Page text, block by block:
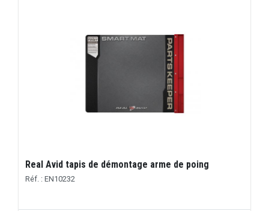
Real Avid tapis de démontage arme de poing
Réf. : EN10232